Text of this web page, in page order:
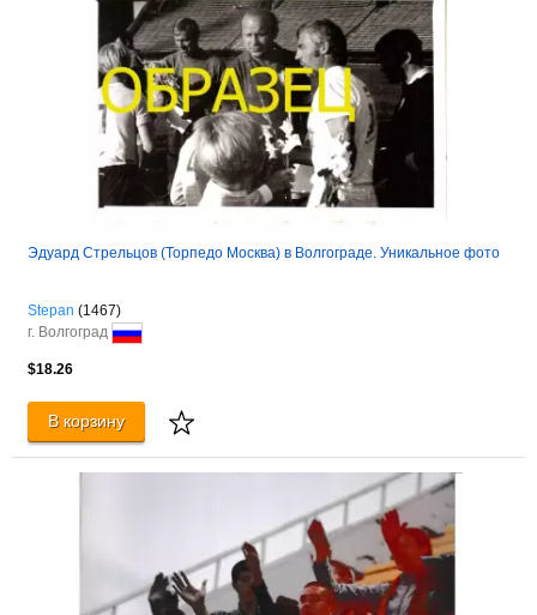
Эдуард Стрельцов (Торпедо Москва) в Волгограде. Уникальное фото
Stepan (1467)
г. Волгоград
$18.26
В корзину